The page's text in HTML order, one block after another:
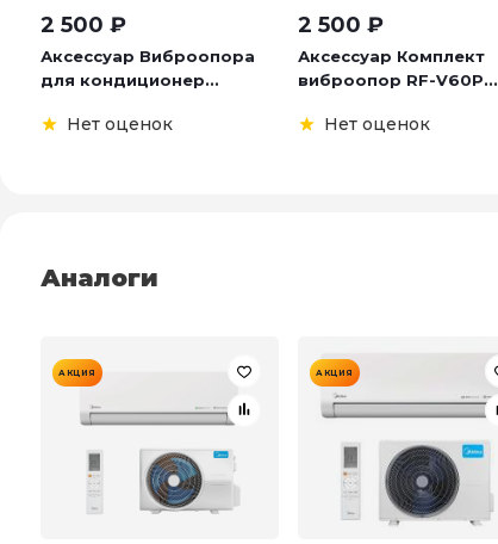
2 500 ₽
Аксессуар Виброопора
для кондиционер...
Нет оценок
2 500 ₽
Аксессуар Комплект
виброопор RF-V60P...
Нет оценок
Аналоги
АКЦИЯ АКЦИЯ